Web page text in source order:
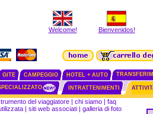
Welcome! Bienvenidos!
GITE CAMPEGGIO HOTEL + AUTO
INTRATTENIMENTI
del viaggiatore | chi siamo | faq
| siti web associati| galleria di foto